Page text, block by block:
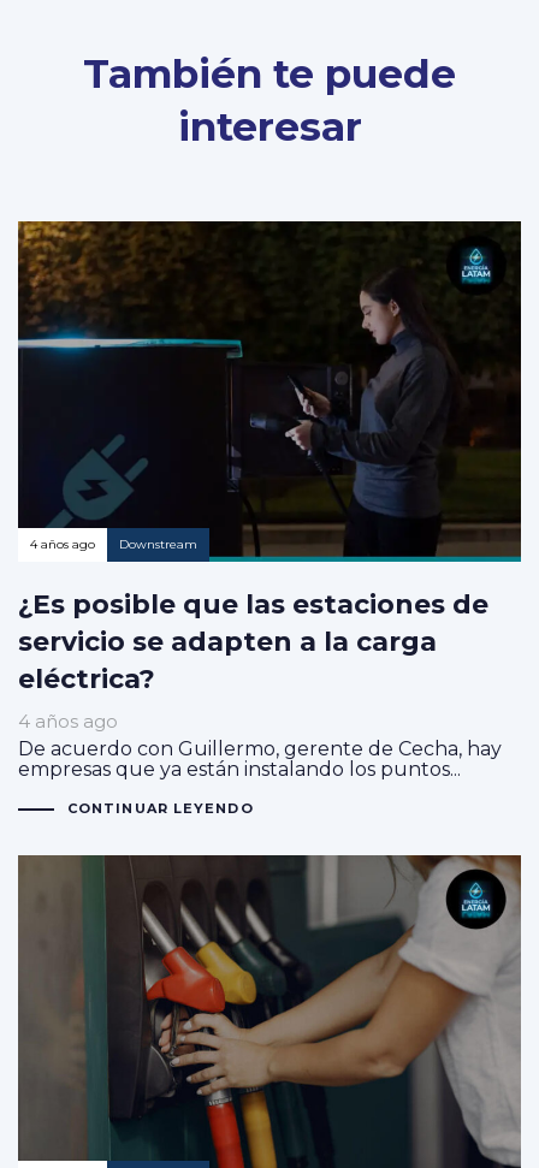
También te puede
interesar
4 años ago Downstream
¿Es posible que las estaciones de
servicio se adapten a la carga
eléctrica?
4 años ago
De acuerdo con Guillermo, gerente de Cecha, hay
empresas que ya están instalando los puntos...
CONTINUAR LEYENDO